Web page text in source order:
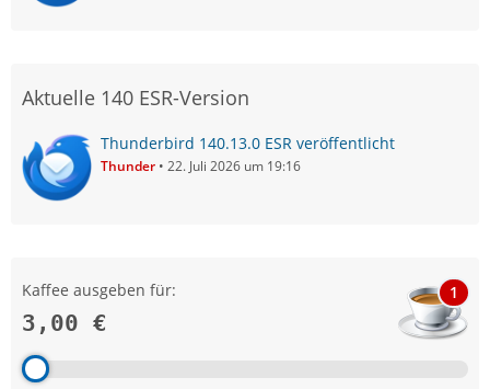
Aktuelle 140 ESR-Version
Thunderbird 140.13.0 ESR veröffentlicht
Thunder 22. Juli 2026 um 19:16
Kaffee ausgeben für:
3,00 €
1